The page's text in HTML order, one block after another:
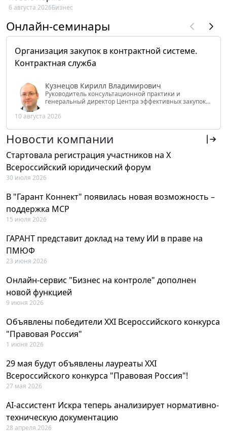
6 августа 2026Бизнес
Онлайн-семинары
Организация закупок в контрактной системе.
Контрактная служба
Кузнецов Кирилл Владимирович
Руководитель консультационной практики и
генеральный директор Центра эффективных закупок
РФ
10 августа 2026
Новости компании
Стартовала регистрация участников на X
Всероссийский юридический форум
30 июля 2026
В "Гарант Коннект" появилась новая возможность –
поддержка MCP
15 июля 2026
ГАРАНТ представит доклад на тему ИИ в праве на
ПМЮФ
23 июня 2026
Онлайн-сервис "Бизнес на контроле" дополнен
новой функцией
9 июня 2026
Объявлены победители XXI Всероссийского конкурса
"Правовая Россия"
1 июня 2026
29 мая будут объявлены лауреаты XXI
Всероссийского конкурса "Правовая Россия"!
27 мая 2026
AI-ассистент Искра теперь анализирует нормативно-
техническую документацию
28 апреля 2026